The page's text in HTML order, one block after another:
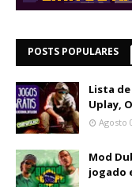
POSTS POPULARES
Lista de
Uplay,
Agosto
Mod
jogado